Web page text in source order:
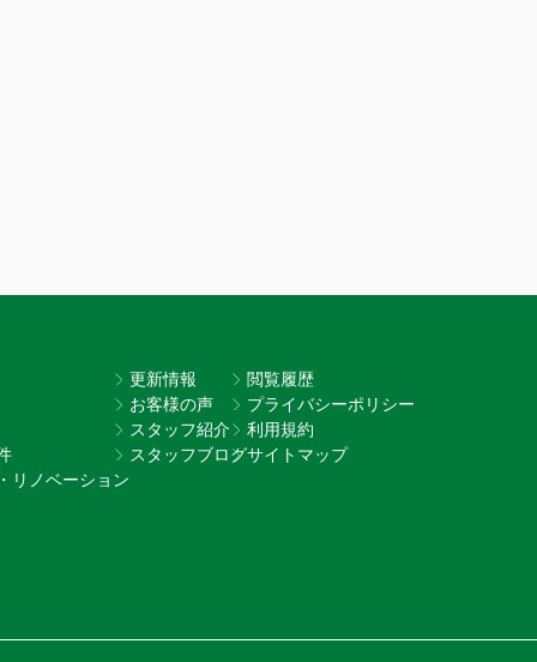
リノベーション
更新情報
お客様の声
スタッフ紹介
スタッフブログ
閲覧履歴
プライバシーポリシー
利用規約
サイトマップ